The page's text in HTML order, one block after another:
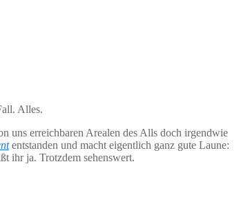
Alles.
uns erreichbaren Arealen des Alls doch irgendwie
entstanden und macht eigentlich ganz gute Laune:
ihr ja. Trotzdem sehenswert.